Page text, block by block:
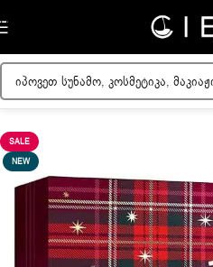
Skip to navigation
მთავარი/Jean Paul Gaultier
SALE
NEW